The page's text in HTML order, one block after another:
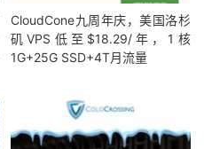
CloudCone九周年庆，美国洛杉
矶VPS低至$18.29/年，1核
1G+25G SSD+4T月流量